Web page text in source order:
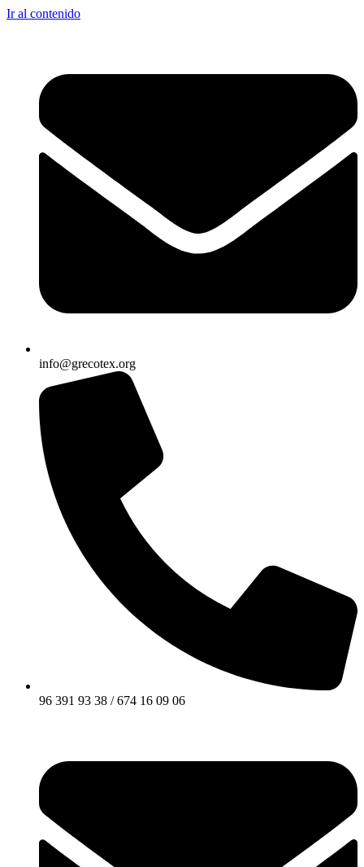
Ir al contenido
info@grecotex.org
96 391 93 38 / 674 16 09 06